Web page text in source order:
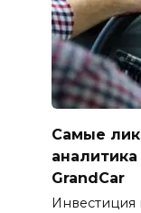
Самые
GrandCar
Инвестиция